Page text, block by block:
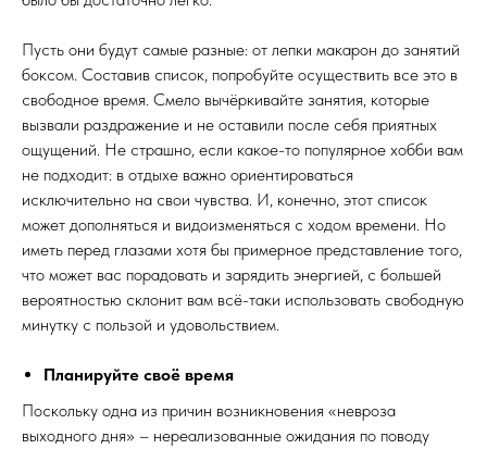
Пусть они будут самые разные: от лепки макарон до занятий
боксом. Составив список, попробуйте осуществить все это в
свободное время. Смело вычёркивайте занятия, которые
вызвали раздражение и не оставили после себя приятных
ощущений. Не страшно, если какое-то популярное хобби вам
не подходит: в отдыхе важно ориентироваться
исключительно на свои чувства. И, конечно, этот список
может дополняться и видоизменяться с ходом времени. Но
иметь перед глазами хотя бы примерное представление того,
что может вас порадовать и зарядить энергией, с большей
вероятностью склонит вам всё-таки использовать свободную
минутку с пользой и удовольствием.
Планируйте своё время
Поскольку одна из причин возникновения «невроза
выходного дня» – нереализованные ожидания по поводу